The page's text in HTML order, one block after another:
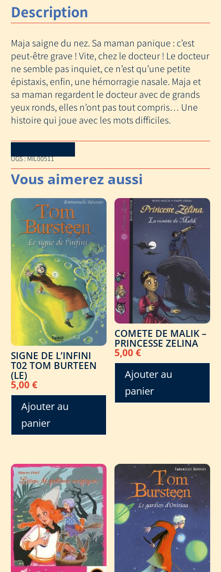
Description
Maja saigne du nez. Sa maman panique : c’est
peut-être grave ! Vite, chez le docteur ! Le docteur
ne semble pas inquiet, ce n’est qu’une petite
épistaxis, enfin, une hémorragie nasale. Maja et
sa maman regardent le docteur avec de grands
yeux ronds, elles n’ont pas tout compris… Une
histoire qui joue avec les mots difficiles.
UGS :MIL00511
SIGNE DE L’INFINI
T02 TOM BURTEEN
(LE)
5,00€
Ajouter au
panier
COMETE DE MALIK –
PRINCESSE ZELINA
5,00€
Ajouter au
panier